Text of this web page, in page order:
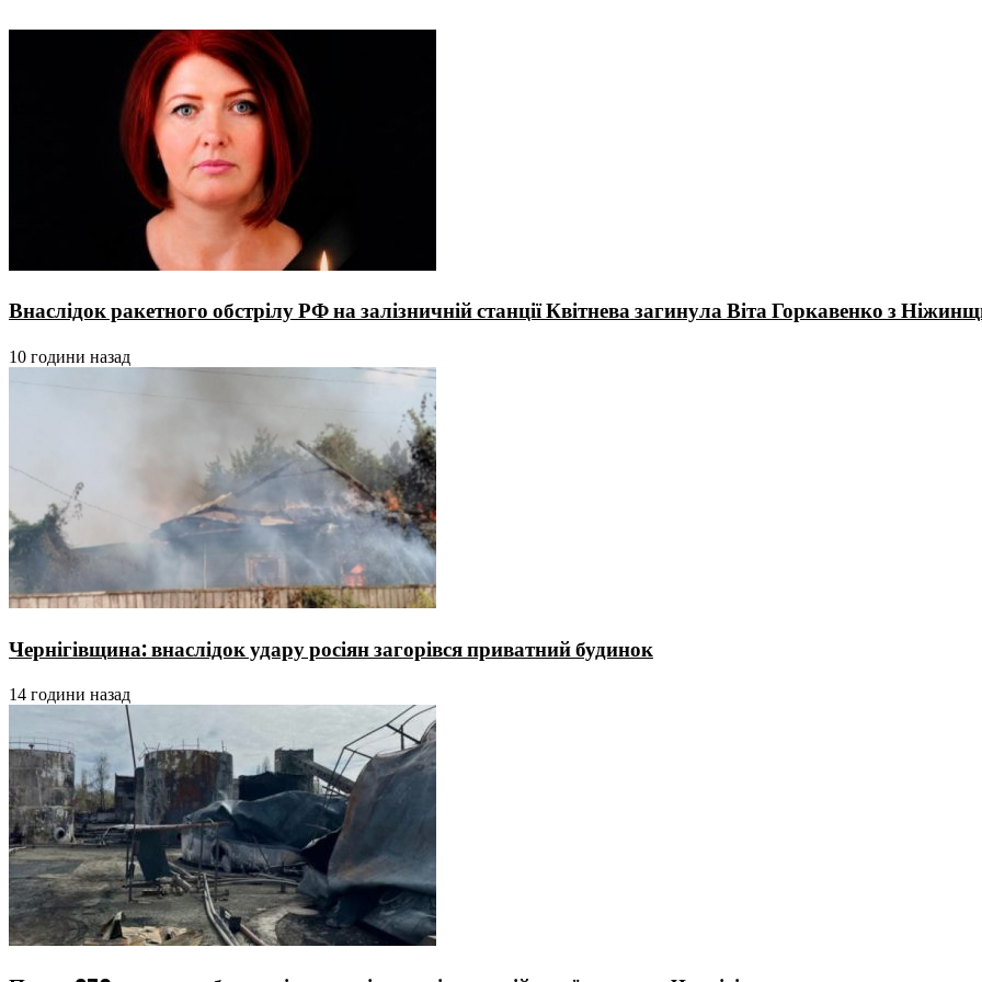
Внаслідок ракетного обстрілу РФ на залізничній станції Квітнева загинула Віта Горкавенко з
10 години назад
Чернігівщина: внаслідок удару росіян загорівся приватний будинок
14 години назад